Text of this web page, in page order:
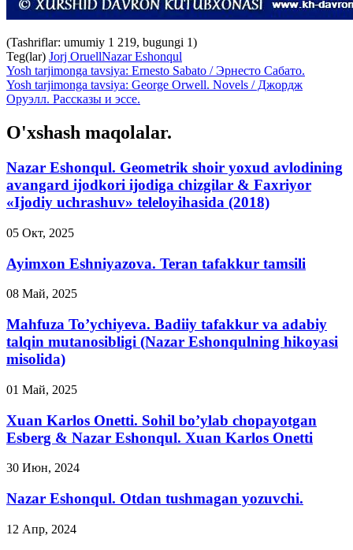
(Tashriflar: umumiy 1 219, bugungi 1)
Teg(lar) Jorj OruellNazar Eshonqul
Yosh tarjimonga tavsiya: Ernesto Sabato / Эрнесто Сабато.
Yosh tarjimonga tavsiya: George Orwell. Novels / Джордж
Оруэлл. Рассказы и эссе.
O'xshash maqolalar.
Nazar Eshonqul. Geometrik shoir yoxud avlodining
avangard ijodkori ijodiga chizgilar & Faxriyor
«Ijodiy uchrashuv» teleloyihasida (2018)
05 Окт, 2025
Ayimxon Eshniyazova. Teran tafakkur tamsili
08 Май, 2025
Mahfuza To’ychiyeva. Badiiy tafakkur va adabiy
talqin mutanosibligi (Nazar Eshonqulning hikoyasi
misolida)
01 Май, 2025
Xuan Karlos Onetti. Sohil bo’ylab chopayotgan
Esberg & Nazar Eshonqul. Xuan Karlos Onetti
30 Июн, 2024
Nazar Eshonqul. Otdan tushmagan yozuvchi.
12 Апр, 2024